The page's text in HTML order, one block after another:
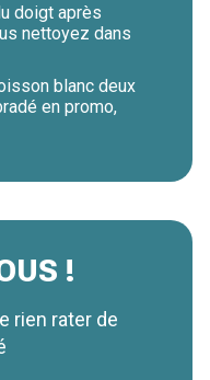
doigt après
nettoyez dans
blanc deux
en promo,
!
rien rater de